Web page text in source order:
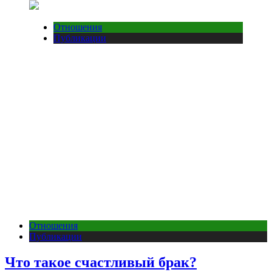
Отношения
Публикации
Отношения
Публикации
Что такое счастливый брак?